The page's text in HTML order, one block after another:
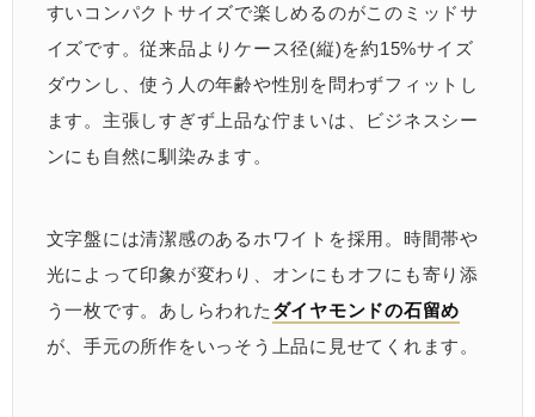
すいコンパクトサイズで楽しめるのがこのミッドサ
イズです。従来品よりケース径(縦)を約15%サイズ
ダウンし、使う人の年齢や性別を問わずフィットし
ます。主張しすぎず上品な佇まいは、ビジネスシー
ンにも自然に馴染みます。
文字盤には清潔感のあるホワイトを採用。時間帯や
光によって印象が変わり、オンにもオフにも寄り添
う一枚です。あしらわれた ダイヤモンドの石留め
が、手元の所作をいっそう上品に見せてくれます。